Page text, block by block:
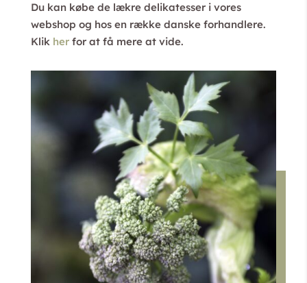
Du kan købe de lækre delikatesser i vores
webshop og hos en række danske forhandlere.
Klik herfor at få mere at vide.